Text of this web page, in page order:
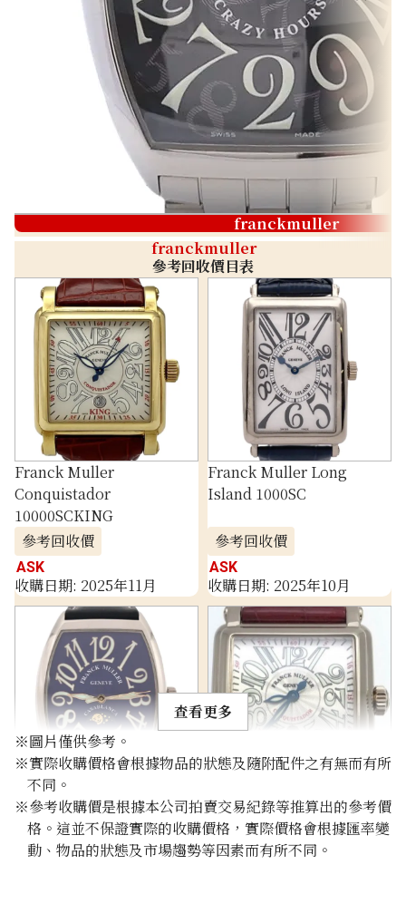
franckmuller
franckmuller
參考回收價目表
Franck Muller
Conquistador
10000SCKING
參考回收價
ASK
收購日期: 2025年11月
Franck Muller Long
Island 1000SC
參考回收價
ASK
收購日期: 2025年10月
Franck Muller Casablanca
7880CL
參考回收價
Franck Muller Master
Square 162
參考回收價
查看更多
※圖片僅供參考。
※實際收購價格會根據物品的狀態及隨附配件之有無而有所
不同。
※參考收購價是根據本公司拍賣交易紀錄等推算出的參考價
格。這並不保證實際的收購價格，實際價格會根據匯率變
動、物品的狀態及市場趨勢等因素而有所不同。